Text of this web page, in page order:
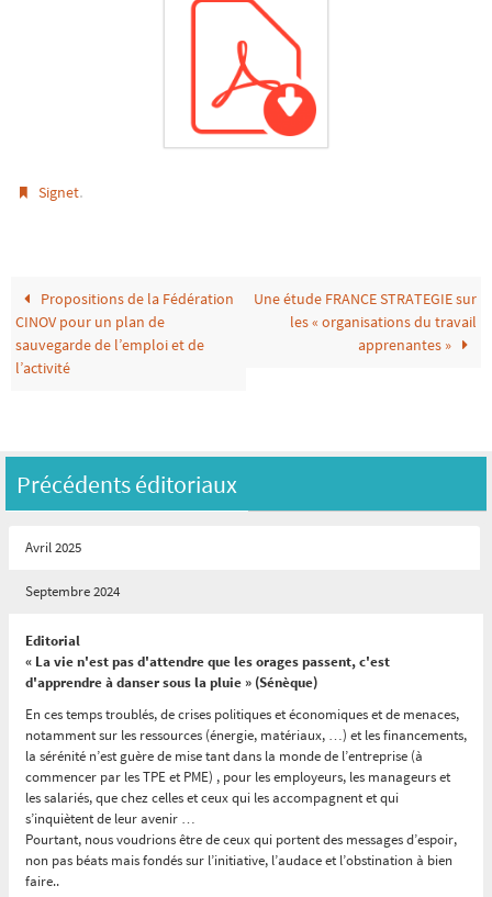
Signet.
Propositions de la Fédération
CINOV pour un plan de
sauvegarde de l’emploi et de
l’activité
Une étude FRANCE STRATEGIE sur
les « organisations du travail
apprenantes »
Précédents éditoriaux
Avril 2025
Septembre 2024
Editorial
« La vie n'est pas d'attendre que les orages passent, c'est
d'apprendre à danser sous la pluie » (Sénèque)
En ces temps troublés, de crises politiques et économiques et de menaces,
notamment sur les ressources (énergie, matériaux, …) et les financements,
la sérénité n’est guère de mise tant dans la monde de l’entreprise (à
commencer par les TPE et PME) , pour les employeurs, les manageurs et
les salariés, que chez celles et ceux qui les accompagnent et qui
s’inquiètent de leur avenir …
Pourtant, nous voudrions être de ceux qui portent des messages d’espoir,
non pas béats mais fondés sur l’initiative, l’audace et l’obstination à bien
faire..